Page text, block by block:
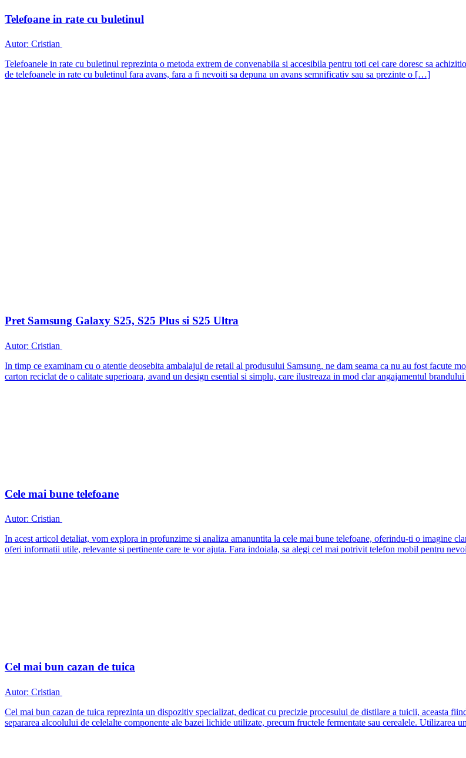
Telefoane in rate cu buletinul
Autor: Cristian
Telefoanele in rate cu buletinul reprezinta o metoda extrem de convenabila si accesibila pentru toti cei care doresc sa
de telefoanele in rate cu buletinul fara avans, fara a fi nevoiti sa depuna un avans semnificativ sau sa prezinte o […]
Pret Samsung Galaxy S25, S25 Plus si S25 Ultra
Autor: Cristian
In timp ce examinam cu o atentie deosebita ambalajul de retail al produsului Samsung, ne dam seama ca nu au fost facute
carton reciclat de o calitate superioara, avand un design esential si simplu, care ilustreaza in mod clar angajamentul
Cele mai bune telefoane
Autor: Cristian
In acest articol detaliat, vom explora in profunzime si analiza amanuntita la cele mai bune telefoane, oferindu-ti o imagine
oferi informatii utile, relevante si pertinente care te vor ajuta. Fara indoiala, sa alegi cel mai potrivit telefon mobil pentru
Cel mai bun cazan de tuica
Autor: Cristian
Cel mai bun cazan de tuica reprezinta un dispozitiv specializat, dedicat cu precizie procesului de distilare a tuicii, aceasta
separarea alcoolului de celelalte componente ale bazei lichide utilizate, precum fructele fermentate sau cerealele. Utilizarea